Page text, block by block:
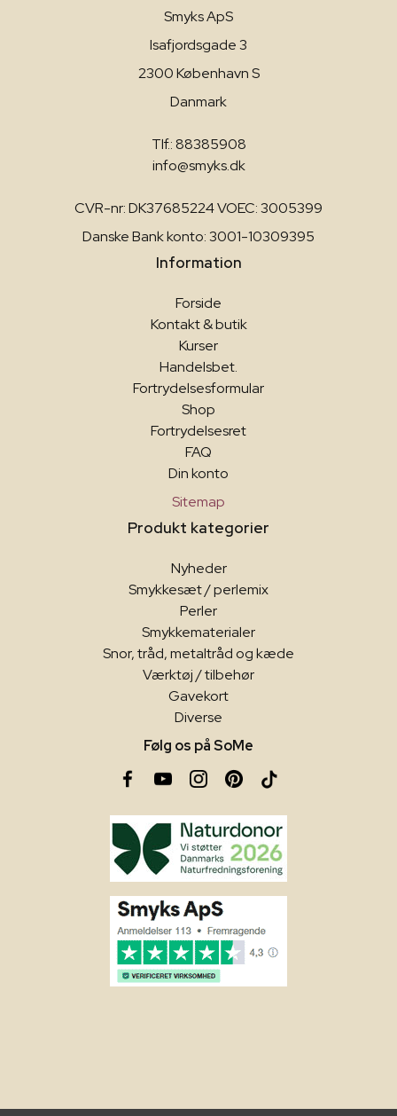
Smyks ApS
Isafjordsgade 3
2300 København S
Danmark
Tlf.: 88385908
info@smyks.dk
CVR-nr: DK37685224 VOEC: 3005399
Danske Bank konto: 3001-10309395
Information
Forside
Kontakt & butik
Kurser
Handelsbet.
Fortrydelsesformular
Shop
Fortrydelsesret
FAQ
Din konto
Sitemap
Produkt kategorier
Nyheder
Smykkesæt / perlemix
Perler
Smykkematerialer
Snor, tråd, metaltråd og kæde
Værktøj / tilbehør
Gavekort
Diverse
Følg os på SoMe